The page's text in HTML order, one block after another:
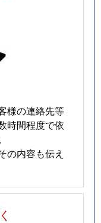
様の連絡先等
時間程度で依
の内容も伝え